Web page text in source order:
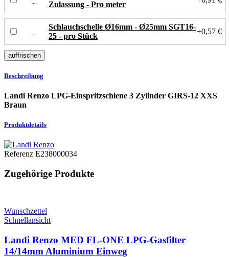
Zulassung - Pro meter
Schlauchschelle Ø16mm - Ø25mm SGT16-
25 - pro Stück
+0,57 €
Beschreibung
Landi Renzo LPG-Einspritzschiene 3 Zylinder GIRS-12 XXS
Braun
Produktdetails
Referenz E238000034
Zugehörige Produkte
Wunschzettel
Schnellansicht
Landi Renzo MED FL-ONE LPG-Gasfilter
14/14mm Aluminium Einweg